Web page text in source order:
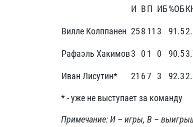
И ВП ИБ%ОБ
Вилле Колппанен 258 11 3 91.5
Рафаэль Хакимов3 0 1 0 90.5
Иван Лисутин* 21 67 3 92.3
* - уже не выступает за команду
Примечание: И – игры, В –